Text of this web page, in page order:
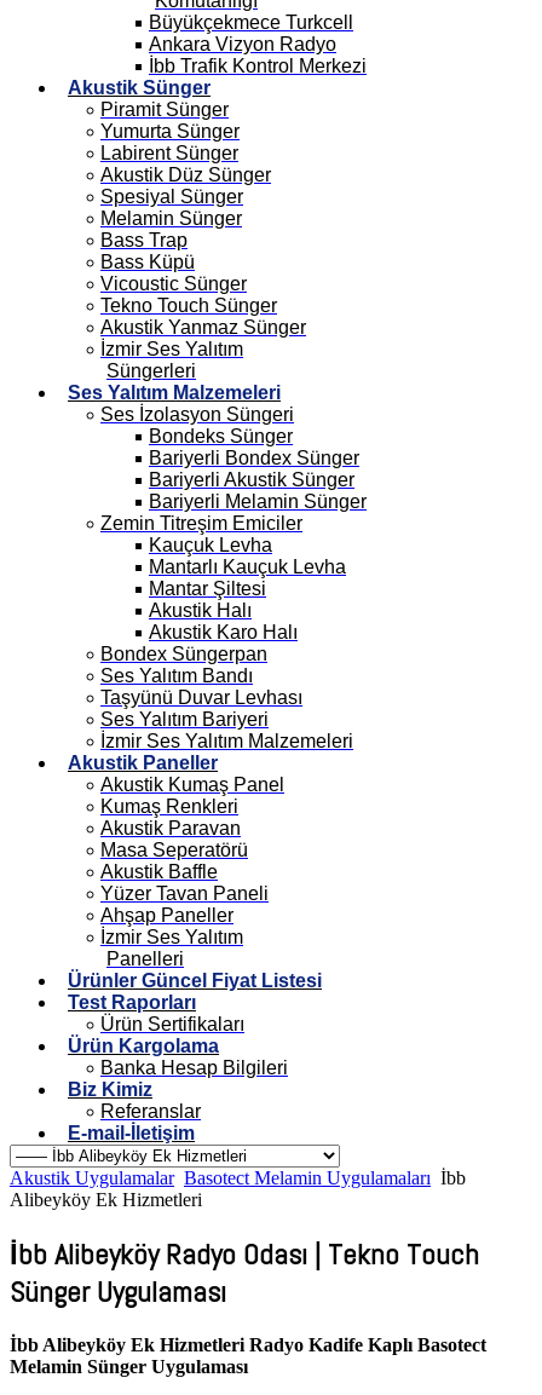
Büyükçekmece Turkcell
Ankara Vizyon Radyo
İbb Trafik Kontrol Merkezi
Akustik Sünger
Piramit Sünger
Yumurta Sünger
Labirent Sünger
Akustik Düz Sünger
Spesiyal Sünger
Melamin Sünger
Bass Trap
Bass Küpü
Vicoustic Sünger
Tekno Touch Sünger
Akustik Yanmaz Sünger
İzmir Ses Yalıtım
Süngerleri
Ses Yalıtım Malzemeleri
Ses İzolasyon Süngeri
Bondeks Sünger
Bariyerli Bondex Sünger
Bariyerli Akustik Sünger
Bariyerli Melamin Sünger
Zemin Titreşim Emiciler
Kauçuk Levha
Mantarlı Kauçuk Levha
Mantar Şiltesi
Akustik Halı
Akustik Karo Halı
Bondex Süngerpan
Ses Yalıtım Bandı
Taşyünü Duvar Levhası
Ses Yalıtım Bariyeri
İzmir Ses Yalıtım Malzemeleri
Akustik Paneller
Akustik Kumaş Panel
Kumaş Renkleri
Akustik Paravan
Masa Seperatörü
Akustik Baffle
Yüzer Tavan Paneli
Ahşap Paneller
İzmir Ses Yalıtım
Panelleri
Ürünler Güncel Fiyat Listesi
Test Raporları
Ürün Sertifikaları
Ürün Kargolama
Banka Hesap Bilgileri
Biz Kimiz
Referanslar
E-mail-İletişim
Akustik Uygulamalar Basotect Melamin Uygulamaları İbb
Alibeyköy Ek Hizmetleri
İbb Alibeyköy Radyo Odası | Tekno Touch
Sünger Uygulaması
İbb Alibeyköy Ek Hizmetleri Radyo Kadife Kaplı Basotect
Melamin Sünger Uygulaması